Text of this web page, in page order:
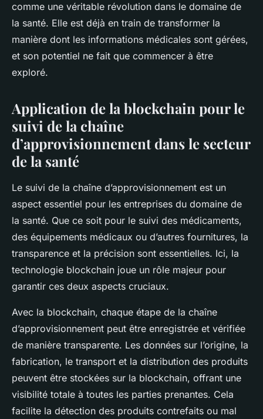
comme une véritable révolution dans le domaine de
la santé. Elle est déjà en train de transformer la
manière dont les informations médicales sont gérées,
et son potentiel ne fait que commencer à être
exploré.
Application de la blockchain pour le
suivi de la chaîne
d’approvisionnement dans le secteur
de la santé
Le suivi de la chaîne d’approvisionnement est un
aspect essentiel pour les entreprises du domaine de
la santé. Que ce soit pour le suivi des médicaments,
des équipements médicaux ou d’autres fournitures, la
transparence et la précision sont essentielles. Ici, la
technologie blockchain joue un rôle majeur pour
garantir ces deux aspects cruciaux.
Avec la blockchain, chaque étape de la chaîne
d’approvisionnement peut être enregistrée et vérifiée
de manière transparente. Les données sur l’origine, la
fabrication, le transport et la distribution des produits
peuvent être stockées sur la blockchain, offrant une
visibilité totale à toutes les parties prenantes. Cela
facilite la détection des produits contrefaits ou mal